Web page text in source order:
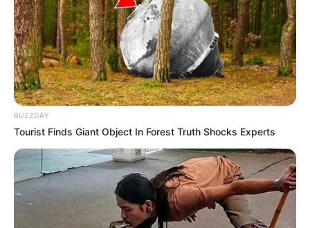
BUZZDAY
Tourist Finds Giant Object In Forest Truth Shocks Experts